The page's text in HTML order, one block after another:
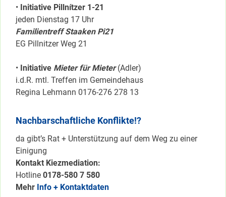
• Initiative Pillnítzer 1-21
jeden Dienstag 17 Uhr
Familientreff Staaken Pi21
EG Pillnitzer Weg 21
• Initiative Mieter für Mieter(Adler)
i.d.R. mtl. Treffen im Gemeindehaus
Regina Lehmann 0176-276 278 13
Nachbarschaftliche Konflikte!?
da gibt’s Rat + Unterstützung auf dem Weg zu einer
Einigung
Kontakt Kiezmediation:
Hotline 0178-580 7 580
Mehr Info + Kontaktdaten